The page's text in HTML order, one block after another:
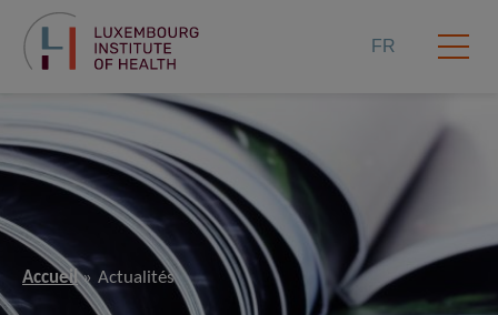
FR
Accueil Actualités